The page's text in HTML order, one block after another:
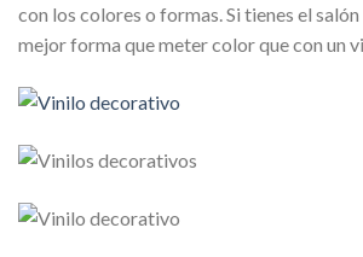
con los colores o formas. Si tienes el
mejor forma que meter color que con un